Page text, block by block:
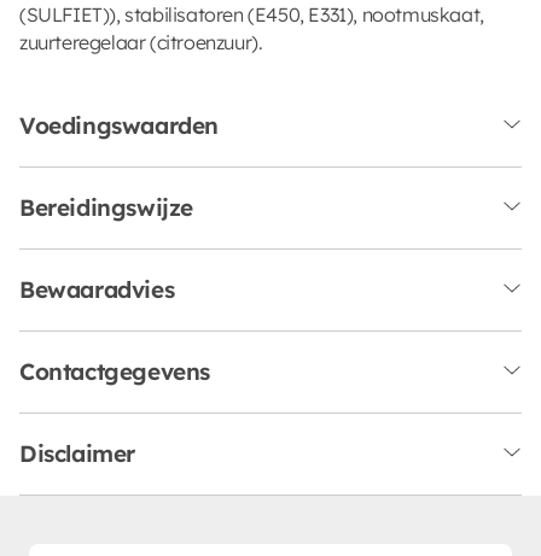
(SULFIET)), stabilisatoren (E450, E331), nootmuskaat,
zuurteregelaar (citroenzuur).
Voedingswaarden
Bereidingswijze
Bewaaradvies
Contactgegevens
Disclaimer